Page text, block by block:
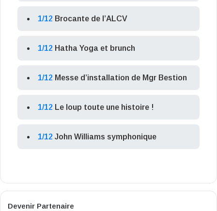
1/12 Brocante de l’ALCV
1/12 Hatha Yoga et brunch
1/12 Messe d’installation de Mgr Bestion
1/12 Le loup toute une histoire !
1/12 John Williams symphonique
Devenir Partenaire